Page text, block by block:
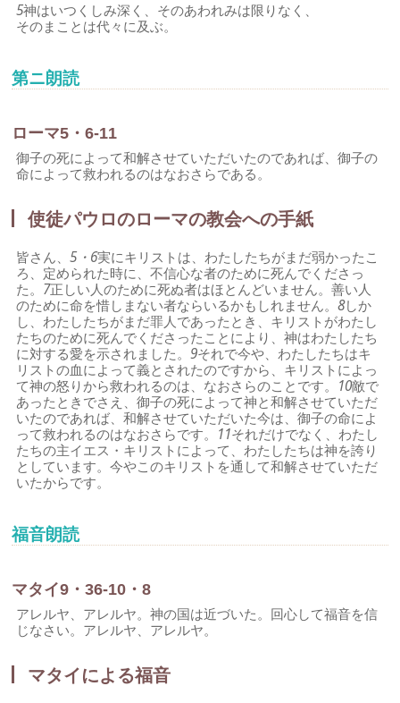
5神はいつくしみ深く、そのあわれみは限りなく、
そのまことは代々に及ぶ。
第ニ朗読
ローマ5・6-11
御子の死によって和解させていただいたのであれば、御子の
命によって救われるのはなおさらである。
使徒パウロのローマの教会への手紙
皆さん、5・6実にキリストは、わたしたちがまだ弱かったこ
ろ、定められた時に、不信心な者のために死んでくださっ
た。 7正しい人のために死ぬ者はほとんどいません。善い人
のために命を惜しまない者ならいるかもしれません。8しか
し、わたしたちがまだ罪人であったとき、キリストがわたし
たちのために死んでくださったことにより、神はわたしたち
に対する愛を示されました。9それで今や、わたしたちはキ
リストの血によって義とされたのですから、キリストによっ
て神の怒りから救われるのは、なおさらのことです。 10敵で
あったときでさえ、御子の死によって神と和解させていただ
いたのであれば、和解させていただいた今は、御子の命によ
って救われるのはなおさらです。 11それだけでなく、わたし
たちの主イエス・キリストによって、わたしたちは神を誇り
としています。今やこのキリストを通して和解させていただ
いたからです。
福音朗読
マタイ9・36-10・8
アレルヤ、アレルヤ。神の国は近づいた。回心して福音を信
じなさい。アレルヤ、アレルヤ。
マタイによる福音